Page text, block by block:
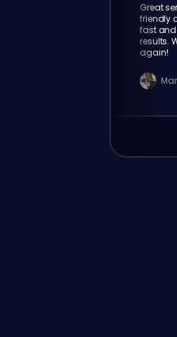
Great
friendly
fast
results.
again!